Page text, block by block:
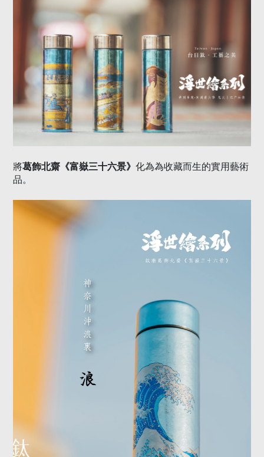
將葛飾北齋《富嶽三十六景》 化為為收藏而生的實用藝術
品。